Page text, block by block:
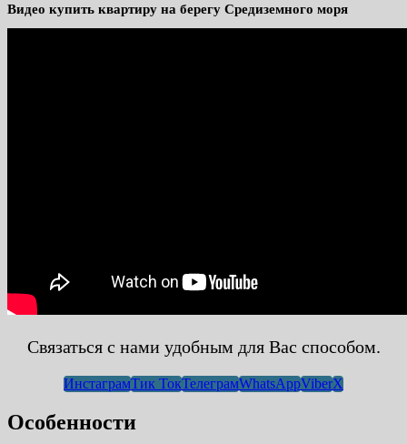
Видео купить квартиру на берегу Средиземного моря
Связаться с нами удобным для Вас способом.
ИнстаграмТик ТокТелеграмWhatsAppViberX
Особенности